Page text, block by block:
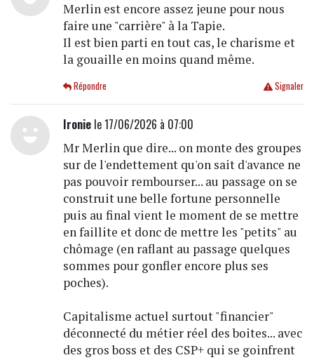
Merlin est encore assez jeune pour nous
faire une "carrière" à la Tapie.
Il est bien parti en tout cas, le charisme et
la gouaille en moins quand même.
Signaler
Répondre
Ironiele 17/06/2026 à 07:00
Mr Merlin que dire... on monte des groupes
sur de l'endettement qu'on sait d'avance ne
pas pouvoir rembourser... au passage on se
construit une belle fortune personnelle
puis au final vient le moment de se mettre
en faillite et donc de mettre les "petits" au
chômage (en raflant au passage quelques
sommes pour gonfler encore plus ses
poches).
Capitalisme actuel surtout "financier"
déconnecté du métier réel des boites... avec
des gros boss et des CSP+ qui se goinfrent